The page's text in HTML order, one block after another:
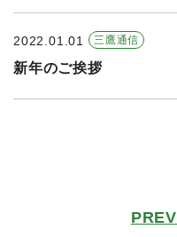
2022.01.01 三鷹通信
新年のご挨拶
PREV